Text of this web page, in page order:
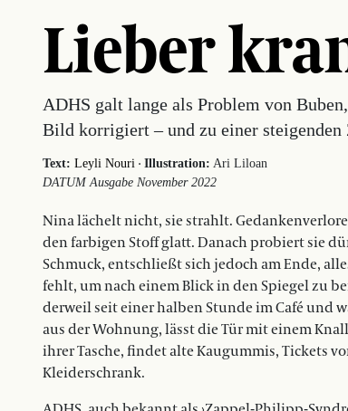
Lieber
ADHS galt lange als Problem von
Bild korrigiert – und zu einer steigenden
Text: Leyli Nouri · Illustration: Ari Liloan
DATUM Ausgabe November 2022
Nina lächelt nicht, sie strahlt.
den farbigen Stoff glatt. Danach probiert sie
Schmuck, entschließt sich jedoch am Ende,
fehlt, um nach einem Blick in den Spiegel zu
derweil seit einer halben Stunde im Café und
aus der Wohnung, lässt die Tür mit einem
ihrer Tasche, findet alte Kaugummis, Tickets
Kleiderschrank.